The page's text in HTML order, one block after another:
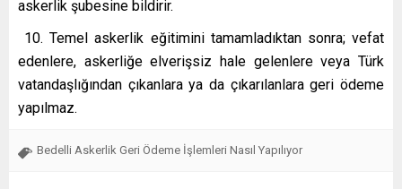
askerlik şubesine bildirir.
10. Temel askerlik eğitimini tamamladıktan sonra; vefat
edenlere, askerliğe elverişsiz hale gelenlere veya Türk
vatandaşlığından çıkanlara ya da çıkarılanlara geri ödeme
yapılmaz.
Bedelli Askerlik Geri Ödeme İşlemleri Nasıl Yapılıyor